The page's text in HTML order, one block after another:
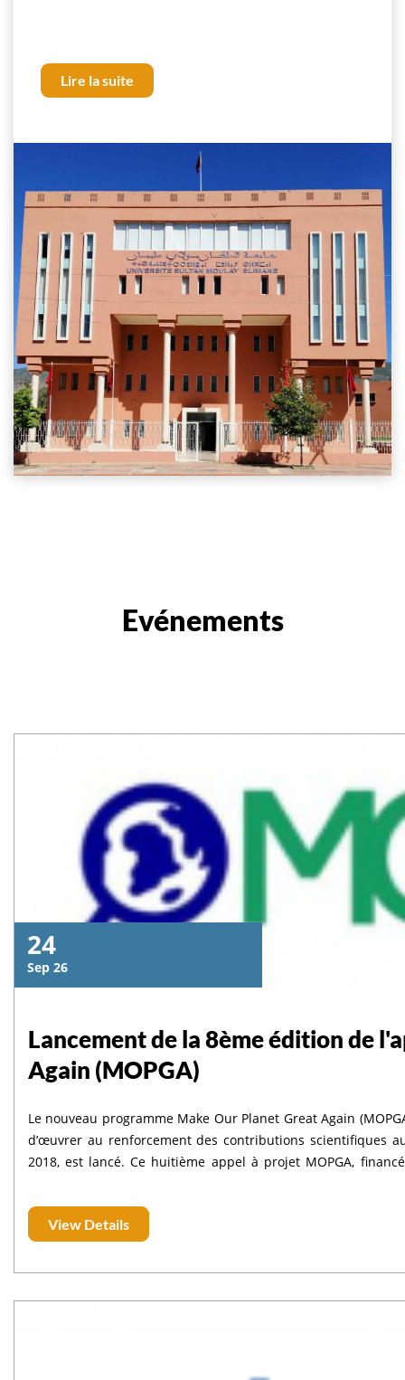
Lire la suite
Evénements
24
Sep 26
Lancement de la 8ème édition de
Again (MOPGA)
Le nouveau programme Make Our Planet Great Again
d’œuvrer au renforcement des contributions scientifiques
2018, est lancé. Ce huitième appel à projet MOPGA, financé par le ministère de l’Europe et des Affaires Étrangères (MEAE), en
View Details